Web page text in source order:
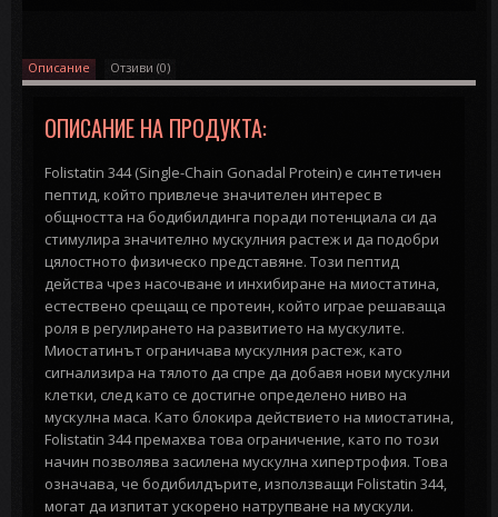
Описание Отзиви (0)
ОПИСАНИЕ НА ПРОДУКТА:
Folistatin 344 (Single-Chain Gonadal Protein) е синтетичен
пептид, който привлече значителен интерес в
общността на бодибилдинга поради потенциала си да
стимулира значително мускулния растеж и да подобри
цялостното физическо представяне. Този пептид
действа чрез насочване и инхибиране на миостатина,
естествено срещащ се протеин, който играе решаваща
роля в регулирането на развитието на мускулите.
Миостатинът ограничава мускулния растеж, като
сигнализира на тялото да спре да добавя нови мускулни
клетки, след като се достигне определено ниво на
мускулна маса. Като блокира действието на миостатина,
Folistatin 344 премахва това ограничение, като по този
начин позволява засилена мускулна хипертрофия. Това
означава, че бодибилдърите, използващи Folistatin 344,
могат да изпитат ускорено натрупване на мускули.